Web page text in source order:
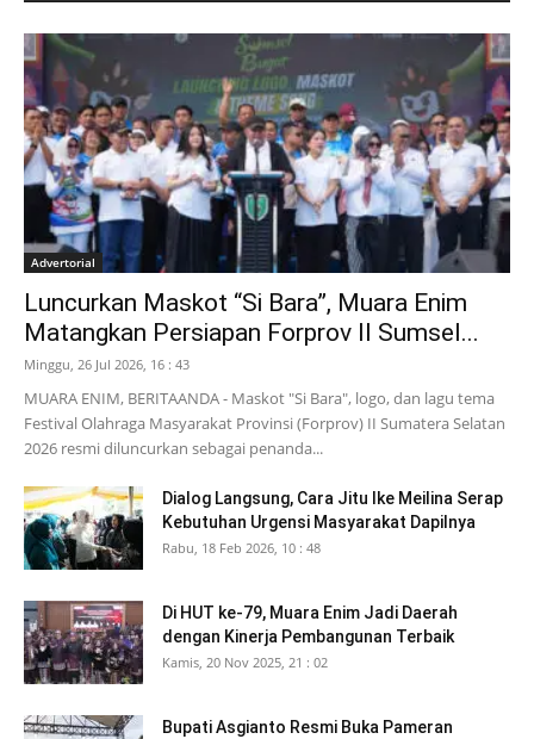
Advertorial
Luncurkan Maskot “Si Bara”, Muara Enim
Matangkan Persiapan Forprov II Sumsel...
Minggu, 26 Jul 2026, 16 : 43
MUARA ENIM, BERITAANDA - Maskot "Si Bara", logo, dan lagu tema
Festival Olahraga Masyarakat Provinsi (Forprov) II Sumatera Selatan
2026 resmi diluncurkan sebagai penanda...
Dialog Langsung, Cara Jitu Ike Meilina Serap
Kebutuhan Urgensi Masyarakat Dapilnya
Rabu, 18 Feb 2026, 10 : 48
Di HUT ke-79, Muara Enim Jadi Daerah
dengan Kinerja Pembangunan Terbaik
Kamis, 20 Nov 2025, 21 : 02
Bupati Asgianto Resmi Buka Pameran